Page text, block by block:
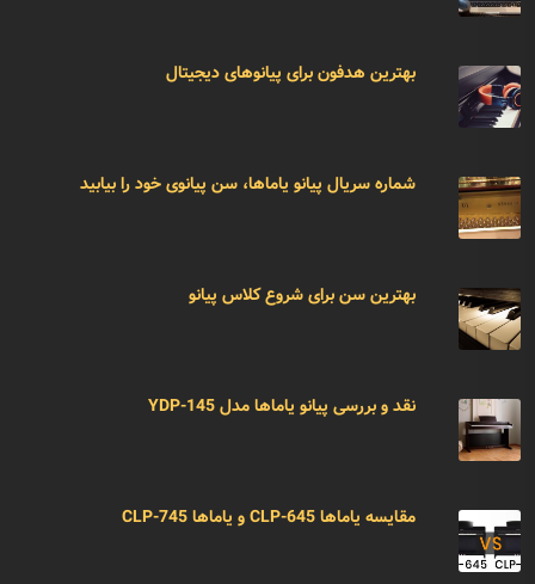
بهترین هدفون برای پیانوهای دیجیتال
شماره سریال پیانو یاماها، سن پیانوی خود را بیابید
بهترین سن برای شروع کلاس پیانو
نقد و بررسی پیانو یاماها مدل YDP-145
مقایسه یاماها CLP-645 و یاماها CLP-745